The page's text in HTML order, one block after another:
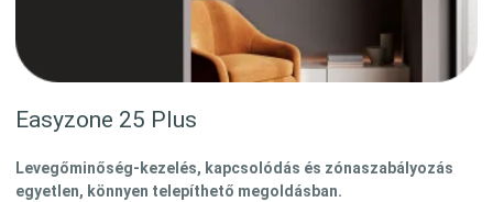
Easyzone 25 Plus
Levegőminőség-kezelés, kapcsolódás és zónaszabályozás
egyetlen, könnyen telepíthető megoldásban.